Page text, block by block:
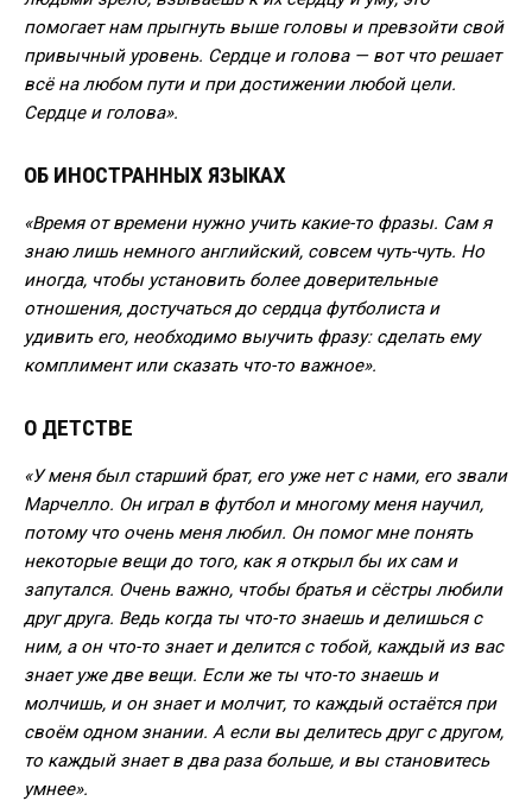
помогает нам прыгнуть выше головы и превзойти свой
привычный уровень. Сердце и голова — вот что решает
всё на любом пути и при достижении любой цели.
Сердце и голова».
ОБ ИНОСТРАННЫХ ЯЗЫКАХ
«Время от времени нужно учить какие-то фразы. Сам я
знаю лишь немного английский, совсем чуть-чуть. Но
иногда, чтобы установить более доверительные
отношения, достучаться до сердца футболиста и
удивить его, необходимо выучить фразу: сделать ему
комплимент или сказать что-то важное».
О ДЕТСТВЕ
«У меня был старший брат, его уже нет с нами, его звали
Марчелло. Он играл в футбол и многому меня научил,
потому что очень меня любил. Он помог мне понять
некоторые вещи до того, как я открыл бы их сам и
запутался. Очень важно, чтобы братья и сёстры любили
друг друга. Ведь когда ты что-то знаешь и делишься с
ним, а он что-то знает и делится с тобой, каждый из вас
знает уже две вещи. Если же ты что-то знаешь и
молчишь, и он знает и молчит, то каждый остаётся при
своём одном знании. А если вы делитесь друг с другом,
то каждый знает в два раза больше, и вы становитесь
умнее».